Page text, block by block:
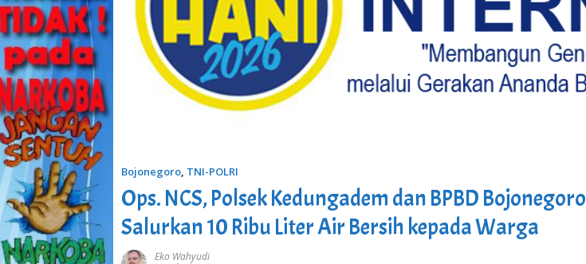
Bojonegoro, TNI-POLRI
Ops. NCS, Polsek Kedungadem dan BPBD Bojonegoro
Salurkan 10 Ribu Liter Air Bersih kepada Warga
Eko Wahyudi